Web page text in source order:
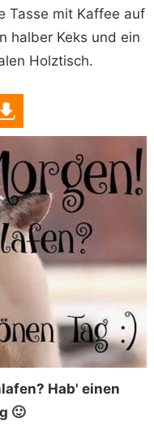
Tasse mit Kaffee auf
halber Keks und ein
Holztisch.
Hab' einen
🙂